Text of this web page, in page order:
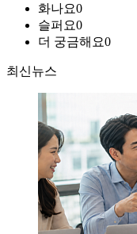
화나요0
슬퍼요0
더 궁금해요0
최신뉴스